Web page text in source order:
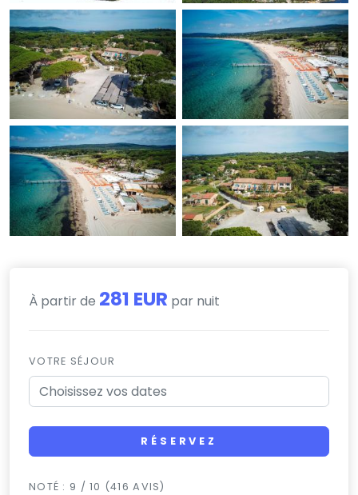
À partir de 281 EUR par nuit
VOTRE SÉJOUR
RÉSERVEZ
NOTÉ : 9 / 10 (416 AVIS)